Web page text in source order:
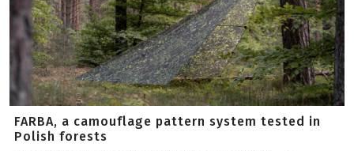
FARBA, a camouflage pattern system tested in
Polish forests